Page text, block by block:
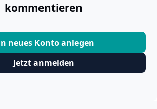
kommentieren
neues Konto anlegen
Jetzt anmelden